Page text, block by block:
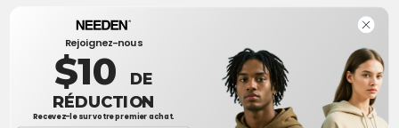
Bureau
One Dundas Street West Suite 2500
Toronto, Ontario, M5G 1Z3
Ceci n'est PAS l'adresse de retour. Pour les retours, voir ici
Bureau
Rejoignez-nous
$10 DE
RÉDUCTION
Recevez-le sur votre premier achat.